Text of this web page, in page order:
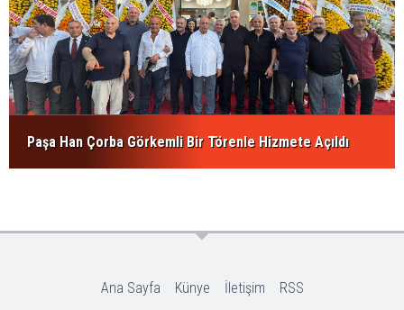
Paşa Han Çorba Görkemli Bir Törenle Hizmete Açıldı
Ana Sayfa Künye İletişim RSS